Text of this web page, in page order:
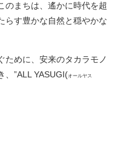
のまちは、遙かに時代を超
らす豊かな自然と穏やかな
ために、安来のタカラモノ
、”ALL YASUGI(オールヤス